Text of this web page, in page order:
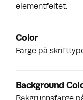
elementfeltet.
Color
Farge på
Background